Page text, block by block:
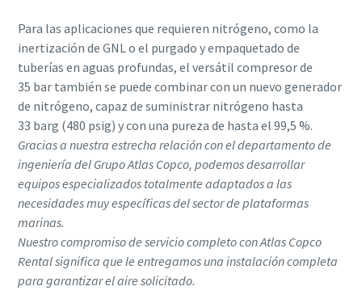
Para las aplicaciones que requieren nitrógeno, como la
inertización de GNL o el purgado y empaquetado de
tuberías en aguas profundas, el versátil compresor de
35 bar también se puede combinar con un nuevo generador
de nitrógeno, capaz de suministrar nitrógeno hasta
33 barg (480 psig) y con una pureza de hasta el 99,5 %.
Gracias a nuestra estrecha relación con el departamento de
ingeniería del Grupo Atlas Copco, podemos desarrollar
equipos especializados totalmente adaptados a las
necesidades muy específicas del sector de plataformas
marinas.
Nuestro compromiso de servicio completo con Atlas Copco
Rental significa que le entregamos una instalación completa
para garantizar el aire solicitado.